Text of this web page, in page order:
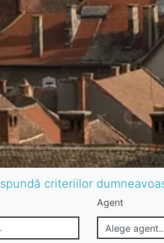
criteriilor
Agent